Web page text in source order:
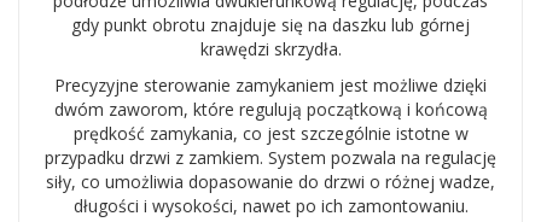
gdy punkt obrotu znajduje się na daszku lub górnej
krawędzi skrzydła.
Precyzyjne sterowanie zamykaniem jest możliwe dzięki
dwóm zaworom, które regulują początkową i końcową
prędkość zamykania, co jest szczególnie istotne w
przypadku drzwi z zamkiem. System pozwala na regulację
siły, co umożliwia dopasowanie do drzwi o różnej wadze,
długości i wysokości, nawet po ich zamontowaniu.